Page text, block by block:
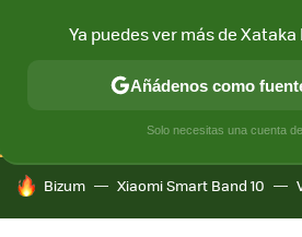
CONECTIVIDAD MÓVIL Y SOCIEDAD
HOY SE HABLA DE
Bizum Xiaomi Smart Band 10
Ya puedes ver más de Xataka
Añádenos como
Solo necesitas una cuenta